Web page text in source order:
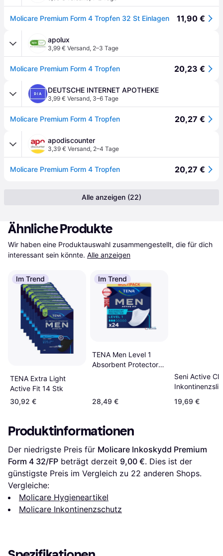
Molicare Premium Form 4 Tropfen 32 St Einlagen 11,90 €
apolux
3,99 € Versand, 2–3 Tage
Molicare Premium Form 4 Tropfen 20,23 €
DEUTSCHE INTERNET APOTHEKE
3,99 € Versand, 3–6 Tage
Molicare Premium Form 4 Tropfen 20,27 €
apodiscounter
3,39 € Versand, 2–4 Tage
Molicare Premium Form 4 Tropfen 20,27 €
Alle anzeigen (22)
Ähnliche Produkte
Wir haben eine Produktauswahl zusammengestellt, die für dich
interessant sein könnte. Alle anzeigen
Im Trend
TENA Extra Light
Active Fit 14 Stk
30,92 €
Im Trend
TENA Men Level 1
Absorbent Protector
28,49 €
Seni Active
19,69 €
Produktinformationen
Der niedrigste Preis für Molicare Inkoskydd Premium
Form 4 32/FP beträgt derzeit 9,00 €. Dies ist der
günstigste Preis im Vergleich zu 22 anderen Shops.
Vergleiche:
Molicare Hygieneartikel
Molicare Inkontinenzschutz